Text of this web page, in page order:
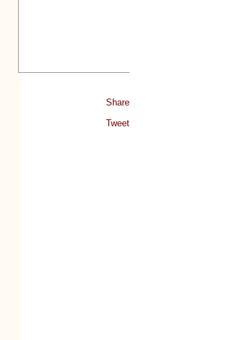
Share
Tweet